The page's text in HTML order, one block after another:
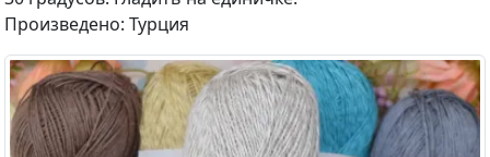
Произведено: Турция